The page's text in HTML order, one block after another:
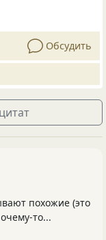
Обсудить
похожие (это
то...